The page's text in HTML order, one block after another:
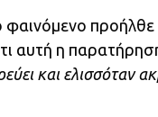
φαινόμενο
αυτή η
και ελισσόταν